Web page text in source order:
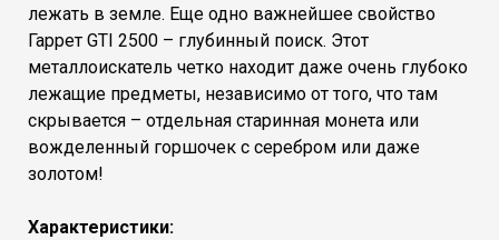
лежать в земле. Еще одно важнейшее свойство
Гаррет GTI 2500 – глубинный поиск. Этот
металлоискатель четко находит даже очень глубоко
лежащие предметы, независимо от того, что там
скрывается – отдельная старинная монета или
вожделенный горшочек с серебром или даже
золотом!
Характеристики: